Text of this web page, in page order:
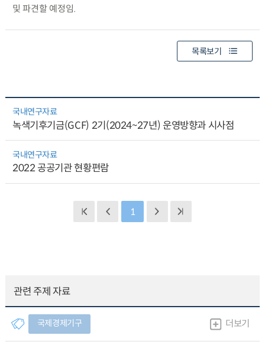
및 파견할 예정임.
목록보기
국내연구자료
녹색기후기금(GCF) 2기(2024~27년) 운영방향과 시사점
국내연구자료
2022 공공기관 현황편람
1
관련 주제 자료
국제경제기구 더보기